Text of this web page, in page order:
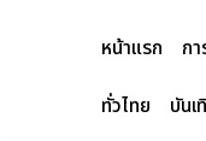
หน้าแรก ก
ทั่วไทย
บันเ